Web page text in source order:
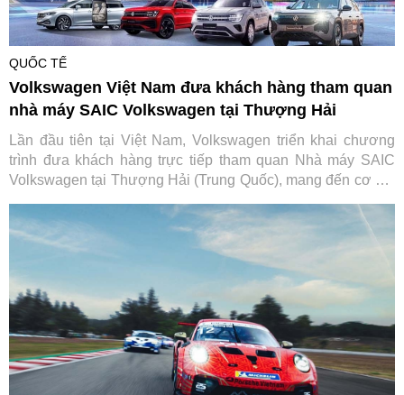
QUỐC TẾ
Volkswagen Việt Nam đưa khách hàng tham quan
nhà máy SAIC Volkswagen tại Thượng Hải
Lần đầu tiên tại Việt Nam, Volkswagen triển khai chương
trình đưa khách hàng trực tiếp tham quan Nhà máy SAIC
Volkswagen tại Thượng Hải (Trung Quốc), mang đến cơ hội
sau mỗi chiếc xe của thương hiệu Đức.